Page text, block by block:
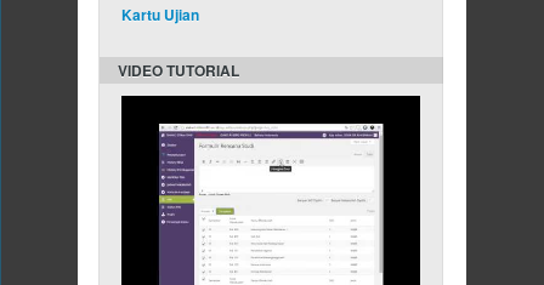
Kartu Ujian
VIDEO TUTORIAL